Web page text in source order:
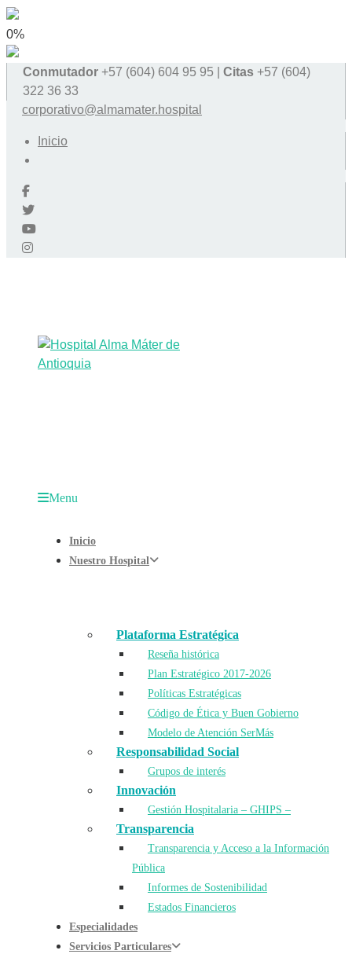
0%
Conmutador +57 (604) 604 95 95 | Citas +57 (604)
322 36 33
corporativo@almamater.hospital
Inicio
Menu
Inicio
Nuestro Hospital
Plataforma Estratégica
Reseña histórica
Plan Estratégico 2017-2026
Políticas Estratégicas
Código de Ética y Buen Gobierno
Modelo de Atención SerMás
Responsabilidad Social
Grupos de interés
Innovación
Gestión Hospitalaria – GHIPS –
Transparencia
Transparencia y Acceso a la Información
Pública
Informes de Sostenibilidad
Estados Financieros
Especialidades
Servicios Particulares